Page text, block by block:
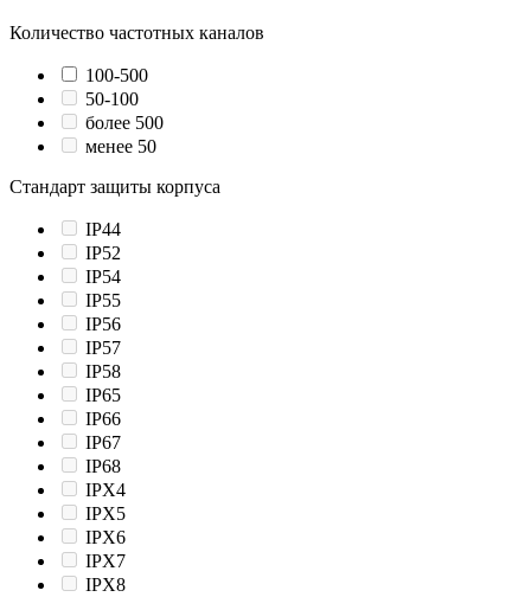
Количество частотных каналов
100-500
50-100
более 500
менее 50
Стандарт защиты корпуса
IP44
IP52
IP54
IP55
IP56
IP57
IP58
IP65
IP66
IP67
IP68
IPX4
IPX5
IPX6
IPX7
IPX8